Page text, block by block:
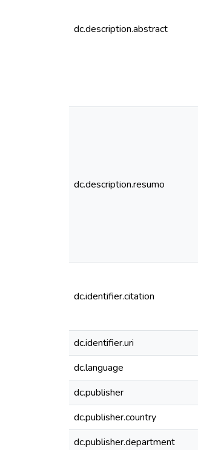
dc.description.abstract
dc.description.resumo
dc.identifier.citation
dc.identifier.uri
dc.language
dc.publisher
dc.publisher.country
dc.publisher.department